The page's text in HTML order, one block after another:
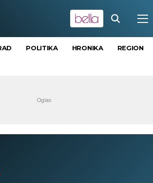
POLITIKA HRONIKA REGION